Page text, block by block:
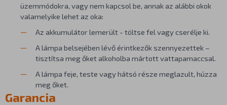
üzemmódokra, vagy nem kapcsol be, annak az alábbi okok
valamelyike lehet az oka:
Az akkumulátor lemerült - töltse fel vagy cserélje ki.
A lámpa belsejében lévő érintkezők szennyezettek –
tisztítsa meg őket alkoholba mártott vattapamaccsal.
A lámpa feje, teste vagy hátsó része meglazult, húzza
meg őket.
Garancia